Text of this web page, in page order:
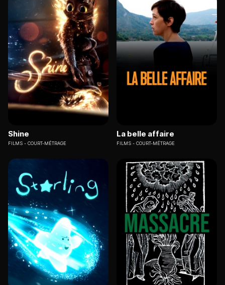
Shine
FILMS COURT-MÉTRAGE
La belle affaire
FILMS COURT-MÉTRAGE